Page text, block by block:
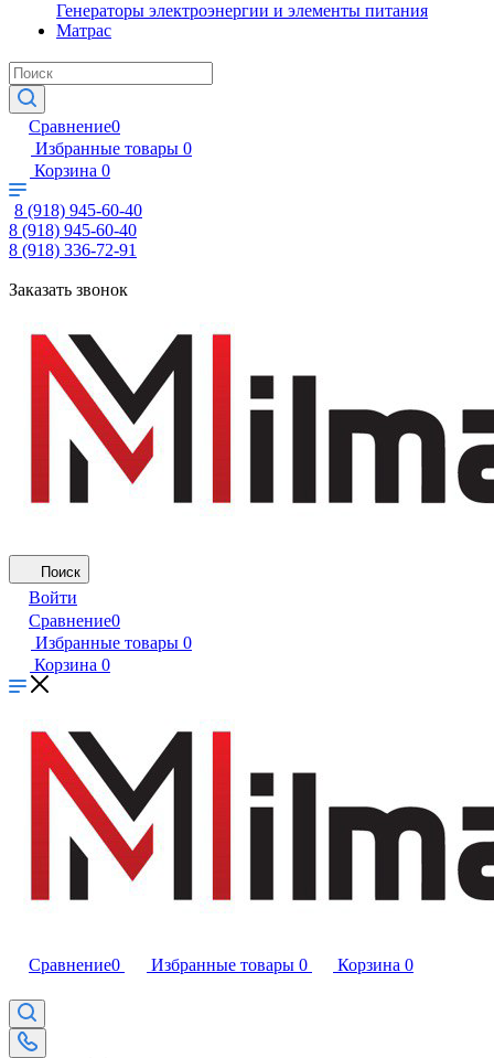
Генераторы электроэнергии и элементы питания
Матрас
Сравнение0
Избранные товары 0
Корзина 0
8 (918) 945-60-40
8 (918) 945-60-40
8 (918) 336-72-91
Заказать звонок
Поиск
Войти
Сравнение0
Избранные товары 0
Корзина 0
Сравнение0 Избранные товары 0 Корзина 0